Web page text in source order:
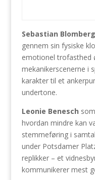
Sebastian Blomberg
gennem sin fysiske
emotionel trofasthed
mekanikerscenerne i
karakter til et
undertone.
Leonie Benesch som
hvordan mindre kan
stemmeføring i
under Potsdamer
replikker – et
kommunikerer mest